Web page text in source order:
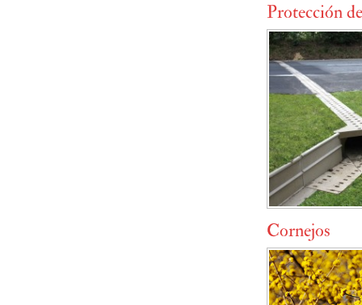
Protección
Cornejos